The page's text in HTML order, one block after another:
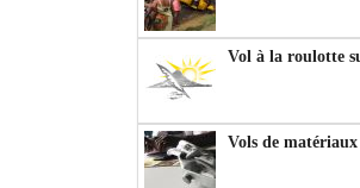
Vol à la roulotte
Vols de